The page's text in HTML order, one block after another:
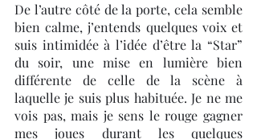
De l’autre côté de la porte, cela semble
bien calme, j’entends quelques voix et
suis intimidée à l’idée d’être la “Star”
du soir, une mise en lumière bien
différente de celle de la scène à
laquelle je suis plus habituée. Je ne me
vois pas, mais je sens le rouge gagner
mes joues durant les quelques